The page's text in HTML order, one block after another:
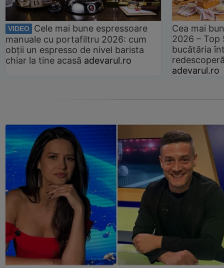
VIDEO
Cele mai bune espressoare
manuale cu portafiltru 2026: cum
obții un espresso de nivel barista
chiar la tine acasă adevarul.ro
Cea mai
2026 –
bucătăria
adevarul.ro